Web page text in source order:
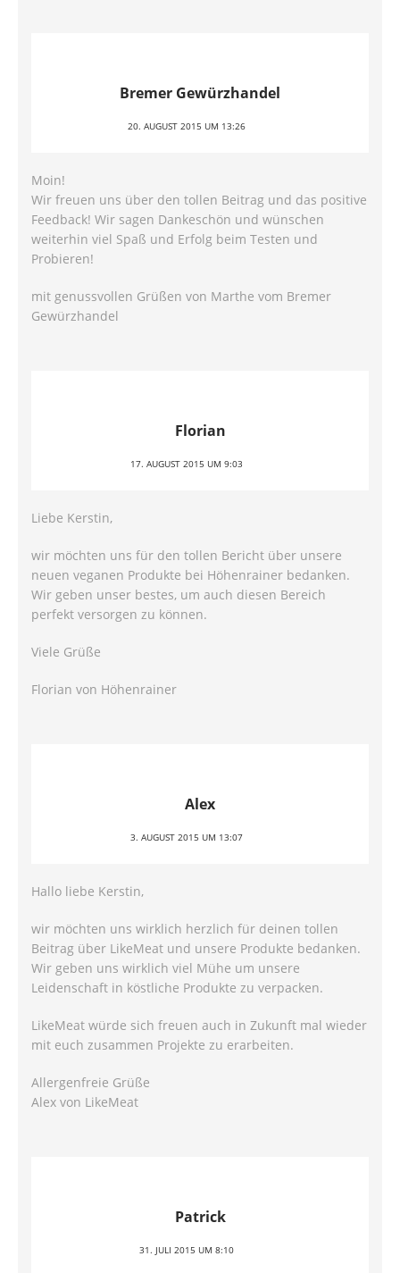
Bremer Gewürzhandel
20. AUGUST 2015 UM 13:26
Moin!
Wir freuen uns über den tollen Beitrag und das positive
Feedback! Wir sagen Dankeschön und wünschen
weiterhin viel Spaß und Erfolg beim Testen und
Probieren!
mit genussvollen Grüßen von Marthe vom Bremer
Gewürzhandel
Florian
17. AUGUST 2015 UM 9:03
Liebe Kerstin,
wir möchten uns für den tollen Bericht über unsere
neuen veganen Produkte bei Höhenrainer bedanken.
Wir geben unser bestes, um auch diesen Bereich
perfekt versorgen zu können.
Viele Grüße
Florian von Höhenrainer
Alex
3. AUGUST 2015 UM 13:07
Hallo liebe Kerstin,
wir möchten uns wirklich herzlich für deinen tollen
Beitrag über LikeMeat und unsere Produkte bedanken.
Wir geben uns wirklich viel Mühe um unsere
Leidenschaft in köstliche Produkte zu verpacken.
LikeMeat würde sich freuen auch in Zukunft mal wieder
mit euch zusammen Projekte zu erarbeiten.
Allergenfreie Grüße
Alex von LikeMeat
Patrick
31. JULI 2015 UM 8:10